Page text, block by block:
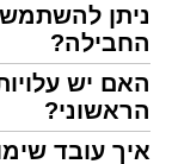
ניתן
החבילה?
האם יש
הראשוני?
איך עובד